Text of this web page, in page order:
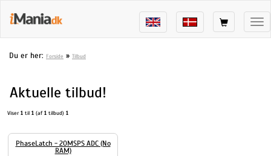
Du er her: Forside » Tilbud
Aktuelle tilbud!
Viser1 til 1 (af1 tilbud) 1
PhaseLatch - 20MSPS ADC (No
RAM)